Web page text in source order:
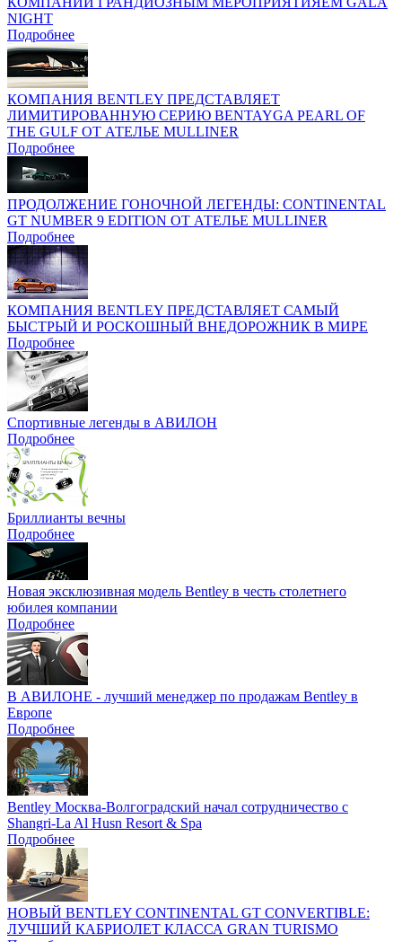
NIGHT
Подробнее
КОМПАНИЯ BENTLEY ПРЕДСТАВЛЯЕТ
ЛИМИТИРОВАННУЮ СЕРИЮ BENTAYGA PEARL OF
THE GULF ОТ АТЕЛЬЕ MULLINER
Подробнее
ПРОДОЛЖЕНИЕ ГОНОЧНОЙ ЛЕГЕНДЫ: CONTINENTAL
GT NUMBER 9 EDITION ОТ АТЕЛЬЕ MULLINER
Подробнее
КОМПАНИЯ BENTLEY ПРЕДСТАВЛЯЕТ САМЫЙ
БЫСТРЫЙ И РОСКОШНЫЙ ВНЕДОРОЖНИК В МИРЕ
Подробнее
Спортивные легенды в АВИЛОН
Подробнее
Бриллианты вечны
Подробнее
Новая эксклюзивная модель Bentley в честь столетнего
юбилея компании
Подробнее
В АВИЛОНЕ - лучший менеджер по продажам Bentley в
Европе
Подробнее
Bentley Москва-Волгоградский начал сотрудничество с
Shangri-La Al Husn Resort & Spa
Подробнее
НОВЫЙ BENTLEY CONTINENTAL GT CONVERTIBLE:
ЛУЧШИЙ КАБРИОЛЕТ КЛАССА GRAN TURISMO